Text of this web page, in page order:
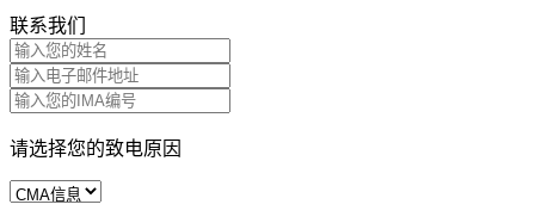
联系我们
请选择您的致电原因